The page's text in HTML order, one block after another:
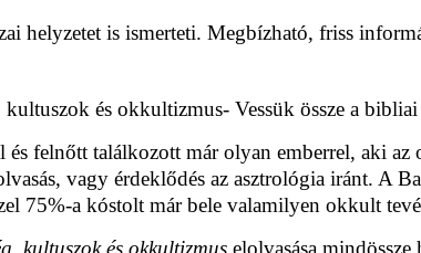
helyzetet is ismerteti. Megbízható, friss
kultuszok és okkultizmus- Vessük össze a
és felnőtt találkozott már olyan emberrel, aki
vagy érdeklődés az asztrológia iránt. A
75%-a kóstolt már bele valamilyen okkult
kultuszok és okkultizmus elolvasása